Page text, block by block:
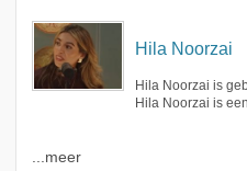
Hila Noorzai
Hila Noorzai is
Hila Noorzai is
...meer